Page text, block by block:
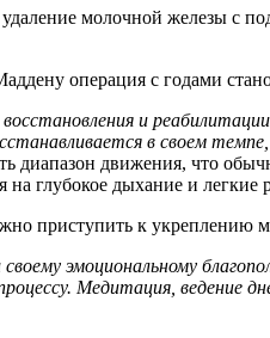
молочной железы с
операция с годами
и
в своем
движения, что
глубокое дыхание и легкие
приступить к
эмоциональному
Медитация, ведение